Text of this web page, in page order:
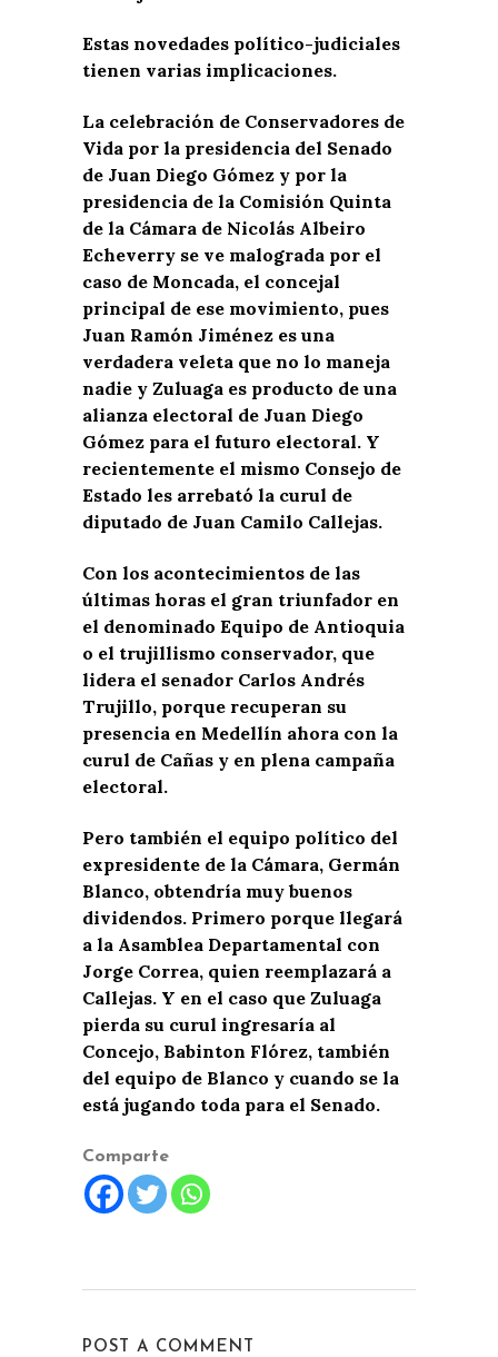
Estas novedades político-judiciales
tienen varias implicaciones.
La celebración de Conservadores de
Vida por la presidencia del Senado
de Juan Diego Gómez y por la
presidencia de la Comisión Quinta
de la Cámara de Nicolás Albeiro
Echeverry se ve malograda por el
caso de Moncada, el concejal
principal de ese movimiento, pues
Juan Ramón Jiménez es una
verdadera veleta que no lo maneja
nadie y Zuluaga es producto de una
alianza electoral de Juan Diego
Gómez para el futuro electoral. Y
recientemente el mismo Consejo de
Estado les arrebató la curul de
diputado de Juan Camilo Callejas.
Con los acontecimientos de las
últimas horas el gran triunfador en
el denominado Equipo de Antioquia
o el trujillismo conservador, que
lidera el senador Carlos Andrés
Trujillo, porque recuperan su
presencia en Medellín ahora con la
curul de Cañas y en plena campaña
electoral.
Pero también el equipo político del
expresidente de la Cámara, Germán
Blanco, obtendría muy buenos
dividendos. Primero porque llegará
a la Asamblea Departamental con
Jorge Correa, quien reemplazará a
Callejas. Y en el caso que Zuluaga
pierda su curul ingresaría al
Concejo, Babinton Flórez, también
del equipo de Blanco y cuando se la
está jugando toda para el Senado.
Comparte
POST A COMMENT